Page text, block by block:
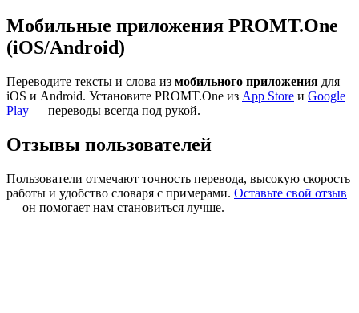
Мобильные приложения PROMT.One
(iOS/Android)
Переводите тексты и слова из мобильного приложения для
iOS и Android. Установите PROMT.One из App Store и Google
Play — переводы всегда под рукой.
Отзывы пользователей
Пользователи отмечают точность перевода, высокую скорость
работы и удобство словаря с примерами. Оставьте свой отзыв
— он помогает нам становиться лучше.